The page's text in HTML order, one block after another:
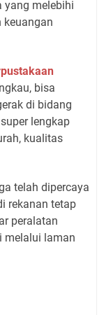
yang melebihi
keuangan
bisa
di bidang
lengkap
kualitas
telah dipercaya
rekanan tetap
peralatan
melalui laman